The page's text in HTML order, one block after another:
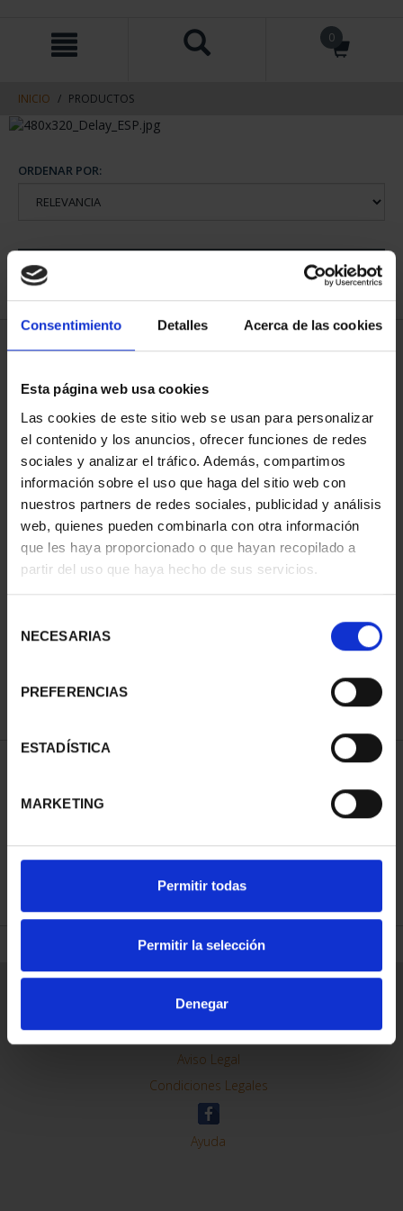
Consentimiento Detalles Acerca de las cookies
Esta página web usa cookies
Las cookies de este sitio web se usan para personalizar
el contenido y los anuncios, ofrecer funciones de redes
sociales y analizar el tráfico. Además, compartimos
información sobre el uso que haga del sitio web con
nuestros partners de redes sociales, publicidad y análisis
web, quienes pueden combinarla con otra información
que les haya proporcionado o que hayan recopilado a
partir del uso que haya hecho de sus servicios.
NECESARIAS
PREFERENCIAS
ESTADÍSTICA
MARKETING
Permitir todas
Permitir la selección
Denegar
contenido
navegacin
0
INICIO PRODUCTOS
ORDENAR POR:
1 Productos encontrados
73,00 €
REFINAR
Contacto
Preguntas Frequentes (FAQs)
Aviso Legal
Condiciones Legales
Ayuda